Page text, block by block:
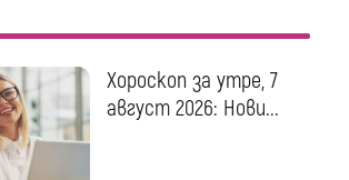
Хороскоп за утре, 7
август 2026: Нови...